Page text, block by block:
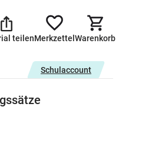
teilenMerkzettel Warenkorb
Schulaccount